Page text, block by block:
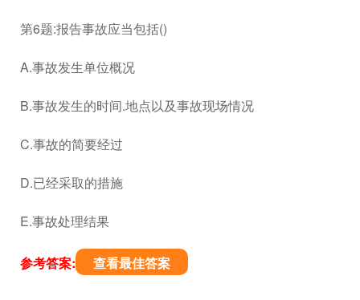
第6题:报告事故应当包括()
A.事故发生单位概况
B.事故发生的时间.地点以及事故现场情况
C.事故的简要经过
D.已经采取的措施
E.事故处理结果
参考答案: 查看最佳答案